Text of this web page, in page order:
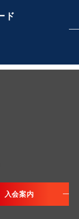
ド
入会案内